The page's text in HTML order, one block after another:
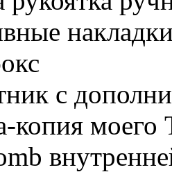
с
копия моего